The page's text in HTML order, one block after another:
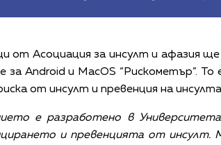
от Асоциация за инсулт и афазия
за Android и MacOS “Рискометър”.
от инсулт и превенция на
е разработено в
и превенцията от инсулт.